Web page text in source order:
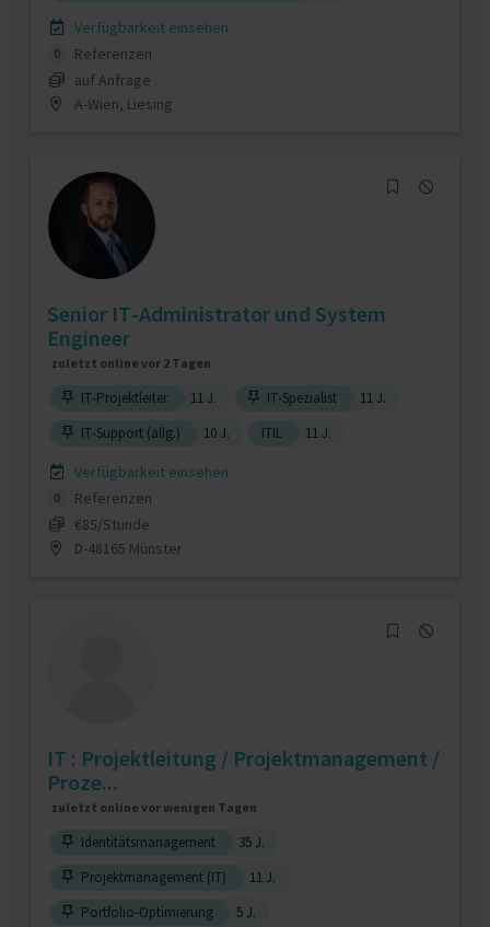
Verfügbarkeit einsehen
0
Referenzen
auf Anfrage
A-Wien, Liesing
Senior IT-Administrator und System
Engineer
zuletzt online vor 2 Tagen
IT-Projektleiter 11 J. IT-Spezialist
11 J.
IT-Support (allg.)
10 J. ITIL 11 J.
Verfügbarkeit einsehen
0
Referenzen
€85/Stunde
D-48165 Münster
IT : Projektleitung / Projektmanagement /
Proze...
zuletzt online vor wenigen Tagen
Identitätsmanagement
35 J.
Projektmanagement (IT)
11 J.
Portfolio-Optimierung
5 J.